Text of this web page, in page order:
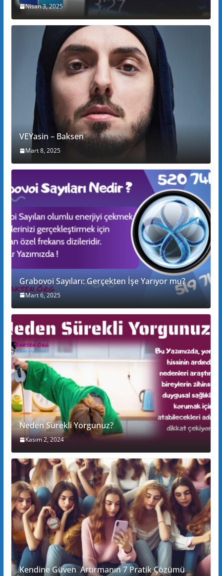
Nisan 3, 2025
VEYasin – Baksen
Mart 8, 2025
Grabovoi Sayıları: Gerçekten İşe Yarıyor mu?
Mart 6, 2025
Neden Sürekli Yorgunuz?
Kasım 2, 2024
Kendine Güven Artırmanın 7 Pratik Çözümü